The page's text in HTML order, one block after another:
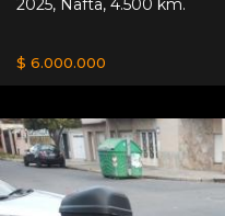
2025, Nafta, 4.500 km.
$ 6.000.000